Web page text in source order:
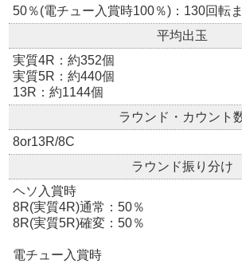
50％(電チュー入賞時100％)：130回転
平均出玉
実質4R：約352個
実質5R：約440個
13R：約1144個
ラウンド・カウント
8or13R/8C
ラウンド振り分け
ヘソ入賞時
8R(実質4R)通常：50％
8R(実質5R)確変：50％
電チュー入賞時